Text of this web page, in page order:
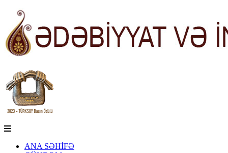
ANA SƏHİFƏ